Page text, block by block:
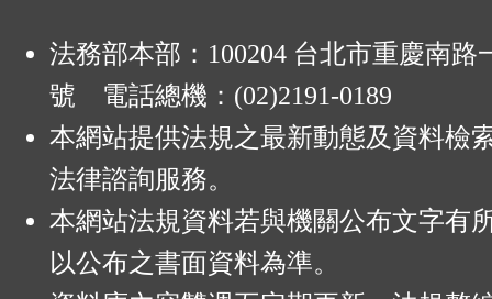
法務部本部：100204 台北市重慶南路
號 電話總機：(02)2191-0189
本網站提供法規之最新動態及資料檢
法律諮詢服務。
本網站法規資料若與機關公布文字有
以公布之書面資料為準。